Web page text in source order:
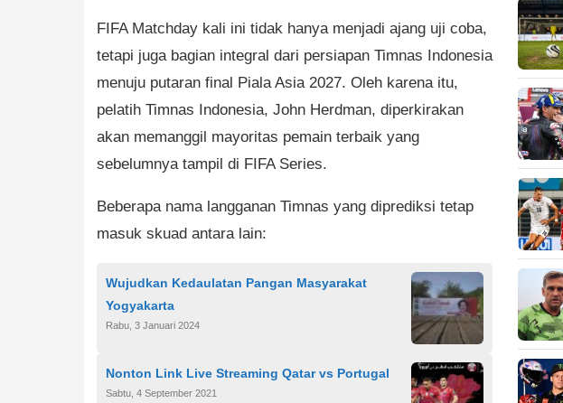
FIFA Matchday kali ini tidak hanya menjadi ajang uji coba,
tetapi juga bagian integral dari persiapan Timnas Indonesia
menuju putaran final Piala Asia 2027. Oleh karena itu,
pelatih Timnas Indonesia, John Herdman, diperkirakan
akan memanggil mayoritas pemain terbaik yang
sebelumnya tampil di FIFA Series.
Beberapa nama langganan Timnas yang diprediksi tetap
masuk skuad antara lain:
Wujudkan Kedaulatan Pangan Masyarakat
Yogyakarta
Rabu, 3 Januari 2024
Nonton Link Live Streaming Qatar vs Portugal
Sabtu, 4 September 2021